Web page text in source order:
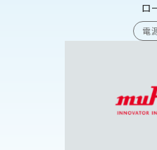
ロ
電